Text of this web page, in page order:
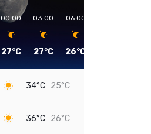
00:00
27°C
03:00
27°C
06:00
26°C
34°C 25°C
36°C 26°C